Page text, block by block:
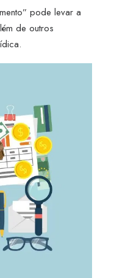
pode levar a
de outros